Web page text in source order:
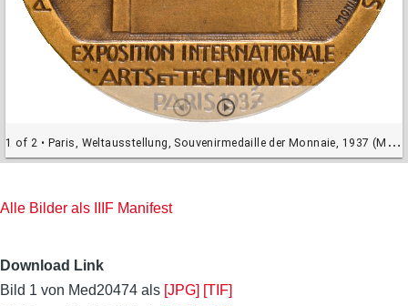
1 of 2 • Paris, Weltausstellung, Souvenirmedaille der Monnaie, 1937 (Med20474)
Alle Bilder als IIIF Manifest
Download Link
Bild 1 von Med20474 als [JPG] [TIF]